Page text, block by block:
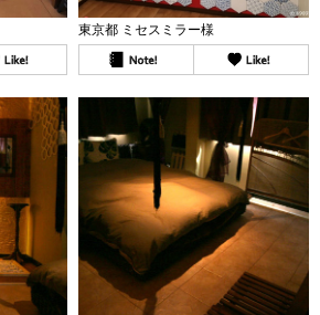
東京都 ミセスミラー様